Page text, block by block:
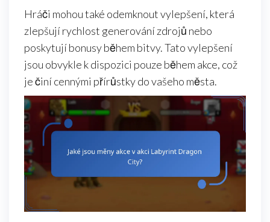
Hráči mohou také odemknout vylepšení, která
zlepšují rychlost generování zdrojů nebo
poskytují bonusy během bitvy. Tato vylepšení
jsou obvykle k dispozici pouze během akce, což
je činí cennými přírůstky do vašeho města.